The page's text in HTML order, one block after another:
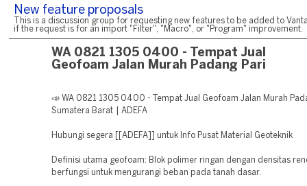
New feature proposals
This is a discussion group for requesting new features to be added to
if the request is for an import "Filter", "Macro", or "Program" improvement.
WA 0821 1305 0400 - Tempat Jual
Geofoam Jalan Murah Padang Pari
📣 WA 0821 1305 0400 - Tempat Jual Geofoam Jalan Murah
Sumatera Barat | ADEFA
Hubungi segera [[ADEFA]] untuk Info Pusat Material Geoteknik
Definisi utama geofoam: Blok polimer ringan dengan densitas
berfungsi untuk mengurangi beban pada tanah dasar.